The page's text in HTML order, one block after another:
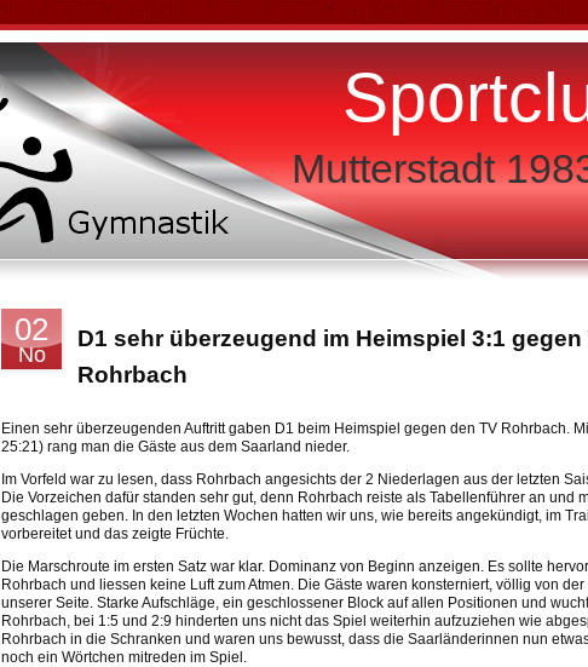
Mutterstadt
02
No
D1 sehr überzeugend im Heimspiel 3:1 gegen
Rohrbach
Einen sehr überzeugenden Auftritt gaben D1 beim Heimspiel gegen den TV Rohrbach.
25:21) rang man die Gäste aus dem Saarland nieder.
Im Vorfeld war zu lesen, dass Rohrbach angesichts der 2 Niederlagen aus der letzten
Die Vorzeichen dafür standen sehr gut, denn Rohrbach reiste als Tabellenführer an und
geschlagen geben. In den letzten Wochen hatten wir uns, wie bereits angekündigt, im
vorbereitet und das zeigte Früchte.
Die Marschroute im ersten Satz war klar. Dominanz von Beginn anzeigen. Es sollte
Rohrbach und liessen keine Luft zum Atmen. Die Gäste waren konsterniert, völlig von
unserer Seite. Starke Aufschläge, ein geschlossener Block auf allen Positionen und
Rohrbach, bei 1:5 und 2:9 hinderten uns nicht das Spiel weiterhin aufzuziehen wie
Rohrbach in die Schranken und waren uns bewusst, dass die Saarländerinnen nun
noch ein Wörtchen mitreden im Spiel.